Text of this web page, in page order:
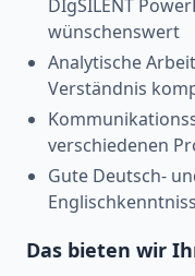
DIgSILENT
wünschenswert
Analytische
Verständnis
verschiedenen
Gute Deutsch-
Das bieten wir